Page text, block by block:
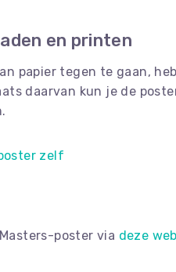
en printen
papier tegen te gaan,
daarvan kun je de
zelf
poster via deze